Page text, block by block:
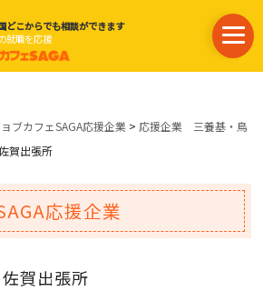
どこからでも相談ができます
就職を応援
ブカフェSAGA応援企業 > 応援企業 三養基・鳥
賀出張所
応援企業
賀出張所